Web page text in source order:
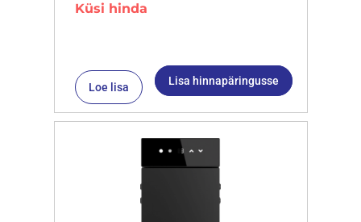
Küsi hinda
Loe lisa Lisa hinnapäringusse